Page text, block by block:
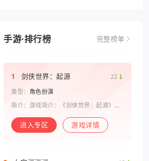
手游·排行榜 完整榜单
1 剑侠世界：起源
22
类型： 角色扮演
简介：游戏简介：《剑侠世界：起源》是
系列手游。复刻《剑侠世界》端游玩法和
画面，还原“剑侠情缘”端游时代的特色设
进入专区 游戏详情